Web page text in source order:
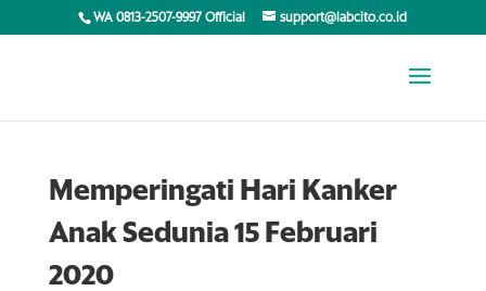
WA 0813-2507-9997 Official support@labcito.co.id
Memperingati Hari Kanker
Anak Sedunia 15 Februari
2020